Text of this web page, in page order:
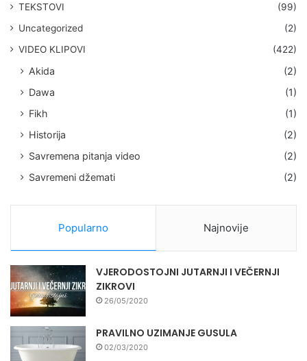
TEKSTOVI
(99)
Uncategorized
(2)
VIDEO KLIPOVI
(422)
Akida
(2)
Dawa
(1)
Fikh
(1)
Historija
(2)
Savremena pitanja video
(2)
Savremeni džemati
(2)
Popularno Najnovije
VJERODOSTOJNI JUTARNJI I VEČERNJI
ZIKROVI
26/05/2020
PRAVILNO UZIMANJE GUSULA
02/03/2020